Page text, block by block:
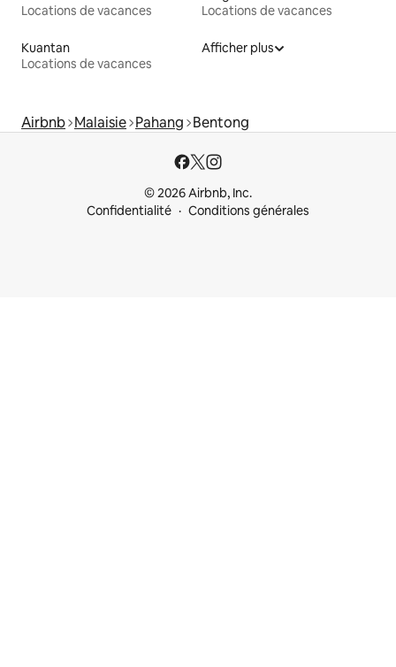
Locations de vacances
Locations de vacances
Kuantan
Locations de vacances
Afficher plus
Airbnb Malaisie Pahang Bentong
© 2026 Airbnb, Inc.
Confidentialité
Conditions générales